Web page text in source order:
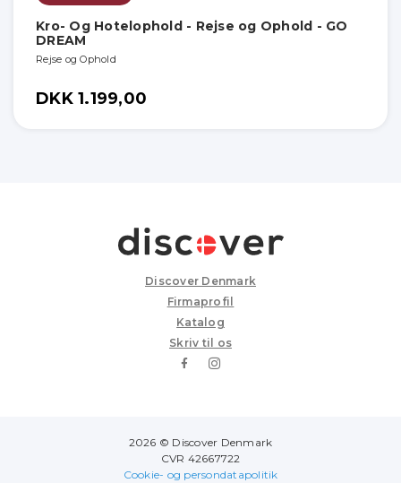
Kro- Og Hotelophold - Rejse og Ophold - GO
DREAM
Rejse og Ophold
DKK 1.199,00
Discover Denmark
Firmaprofil
Katalog
Skriv til os
2026 © Discover Denmark
CVR 42667722
Cookie- og persondatapolitik